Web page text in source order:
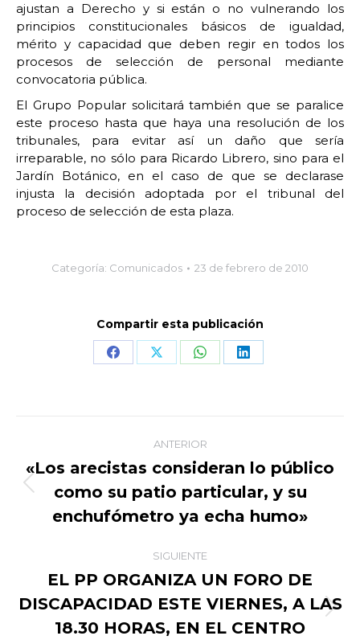
ajustan a Derecho y si están o no vulnerando los
principios constitucionales básicos de igualdad,
mérito y capacidad que deben regir en todos los
procesos de selección de personal mediante
convocatoria pública.
El Grupo Popular solicitará también que se paralice
este proceso hasta que haya una resolución de los
tribunales, para evitar así un daño que sería
irreparable, no sólo para Ricardo Librero, sino para el
Jardín Botánico, en el caso de que se declarase
injusta la decisión adoptada por el tribunal del
proceso de selección de esta plaza.
Categoría: Comunicados 23 de febrero de 2010
Compartir esta publicación
Share Share Share Share
Navegación
entre
publicaciones
ANTERIOR
Publicación
anterior:
«Los arecistas consideran lo público
como su patio particular, y su
enchufómetro ya echa humo»
SIGUIENTE
Publicación
siguiente:
EL PP ORGANIZA UN FORO DE
DISCAPACIDAD ESTE VIERNES, A LAS
18.30 HORAS, EN EL CENTRO